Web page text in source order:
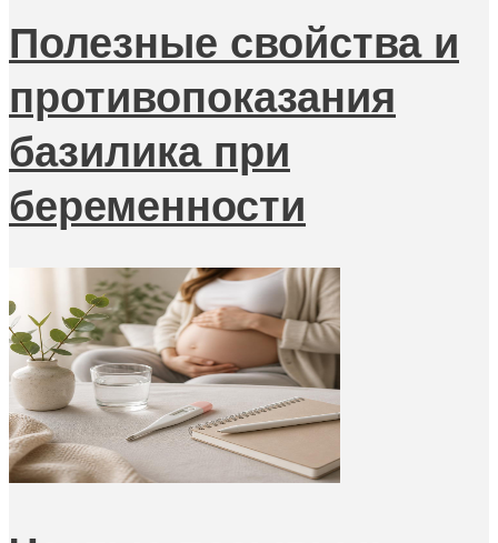
Полезные свойства и
противопоказания
базилика при
беременности